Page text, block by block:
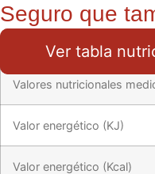
Seguro que
Ver tabla
Valores nutricionales
Valor energético (KJ)
Valor energético (Kcal)